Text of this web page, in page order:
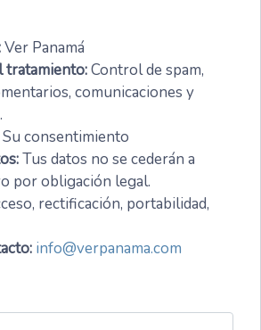
Ver Panamá
tratamiento:Control de spam,
comunicaciones y
Su consentimiento
Tus datos no se cederán a
por obligación legal.
rectificación, portabilidad,
info@verpanama.com